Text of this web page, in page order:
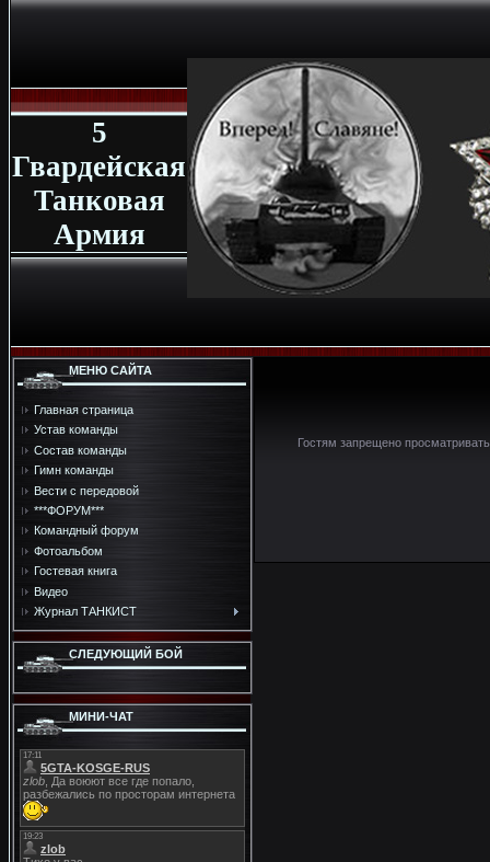
5
Гвардейская
Танковая
Армия
МЕНЮ САЙТА
Главная страница
Устав команды
Состав команды
Гимн команды
Вести с передовой
***ФОРУМ***
Командный форум
Фотоальбом
Гостевая книга
Видео
Журнал ТАНКИСТ
СЛЕДУЮЩИЙ БОЙ
МИНИ-ЧАТ
Гостям запрещено